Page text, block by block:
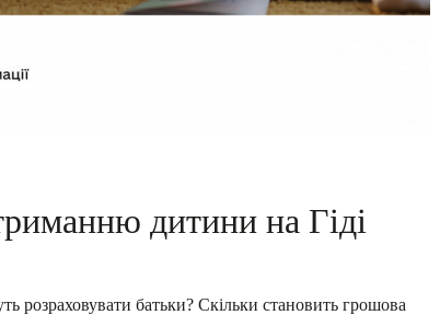
дитини на Гіді
батьки? Скільки становить грошова